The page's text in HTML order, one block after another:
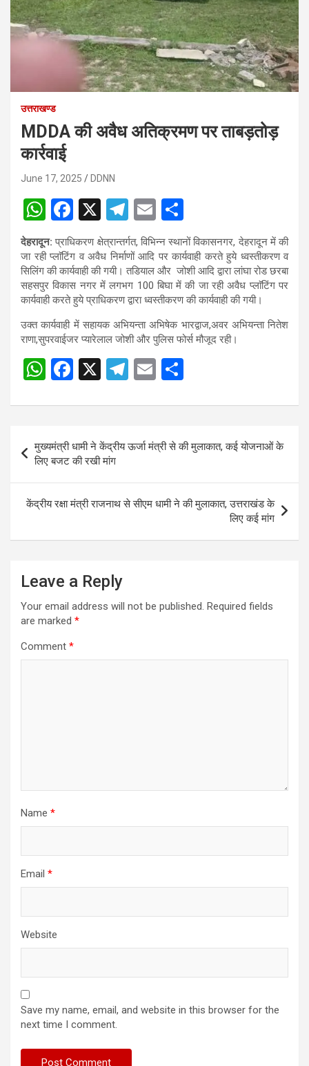
उत्तराखण्ड
MDDA की अवैध अतिक्रमण पर ताबड़तोड़
कार्रवाई
June 17, 2025 DDNN
W
h
at
s
A
p
p
F
a
ce
b
o
o
k
X
T
el
e
gr
a
m
E
m
ail
h
ar
e
देहरादून:प्राधिकरण क्षेत्रान्तर्गत, विभिन्न स्थानों विकासनगर, देहरादून में की
जा रही प्लाॅटिंग व अवैध निर्माणों आदि पर कार्यवाही करते हुये ध्वस्तीकरण व
सिलिंग की कार्यवाही की गयी। तडियाल और जोशी आदि द्वारा लांघा रोड छरबा
सहसपुर विकास नगर में लगभग 100 बिघा में की जा रही अवैध प्लाॅटिंग पर
कार्यवाही करते हुये प्राधिकरण द्वारा ध्वस्तीकरण की कार्यवाही की गयी।
उक्त कार्यवाही में सहायक अभियन्ता अभिषेक भारद्वाज,अवर अभियन्ता नितेश
राणा,सुपरवाईजर प्यारेलाल जोशी और पुलिस फोर्स मौजूद रही।
W
at
s
A
p
p
F
ce
b
o
o
k
X
T
e
gr
a
m
E
ail ar
e
navigation
मुख्यमंत्री धामी ने केंद्रीय ऊर्जा मंत्री से की मुलाकात, कई योजनाओं के
लिए बजट की रखी मांग
केंद्रीय रक्षा मंत्री राजनाथ से सीएम धामी ने की मुलाकात, उत्तराखंड के
लिए कई मांग
Leave a Reply
Your email address will not be published. Required fields
are marked *
Comment *
Name *
Email *
Website
Save my name, email, and website in this browser for the
next time I comment.